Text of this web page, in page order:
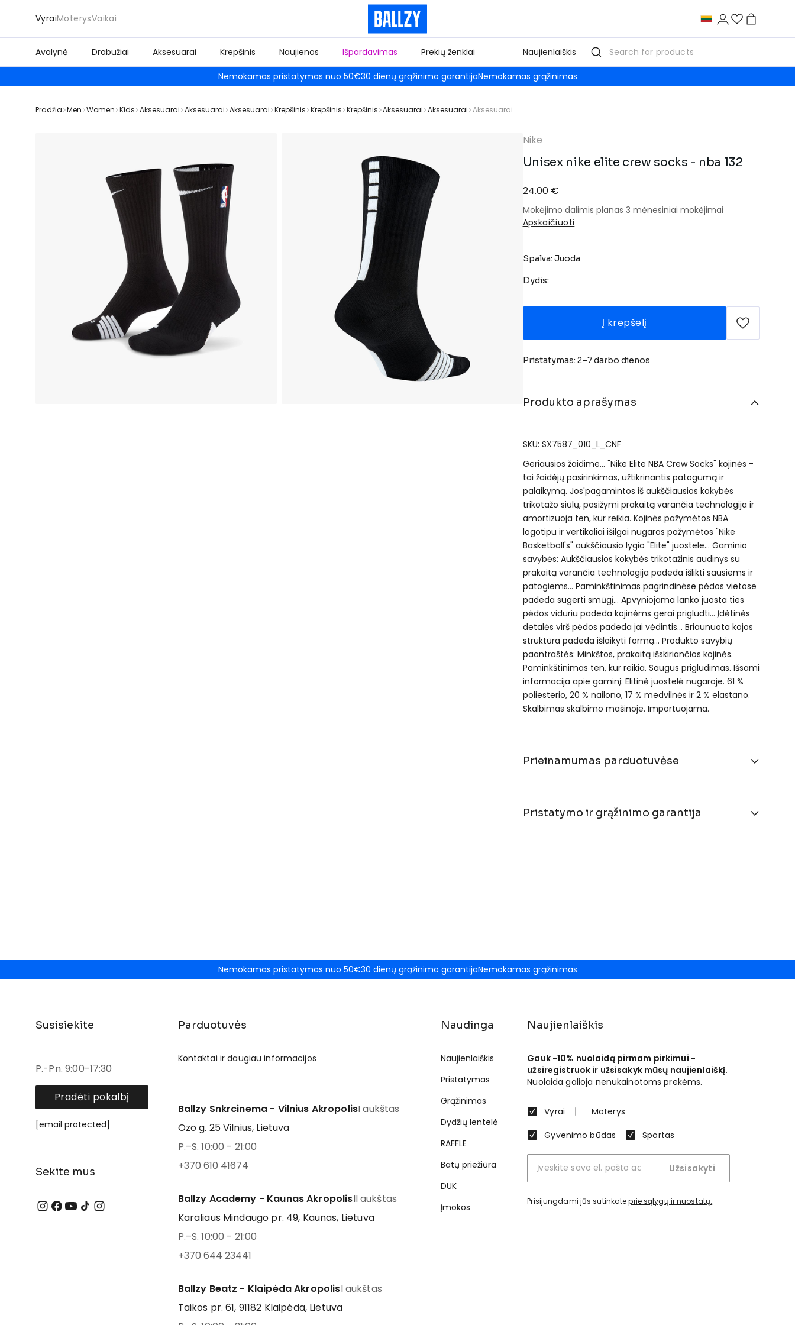
VyraiMoterysVaikai
Avalynė Drabužiai Aksesuarai Krepšinis Naujienos Išpardavimas Prekių ženklai Naujienlaiškis
Nemokamas pristatymas nuo 50€30 dienų grąžinimo garantijaNemokamas grąžinimas
Pradžia Men Women Kids Aksesuarai Aksesuarai Aksesuarai Krepšinis Krepšinis Krepšinis Aksesuarai Aksesuarai Aksesuarai
Nike
Unisex nike elite crew socks - nba 132
24.00 €
Mokėjimo dalimis planas 3 mėnesiniai mokėjimai
Apskaičiuoti
Spalva: Juoda
Dydis:
Į krepšelį
Pristatymas: 2–7 darbo dienos
Produkto aprašymas
SKU: SX7587_010_L_CNF
Geriausios žaidime… "Nike Elite NBA Crew Socks" kojinės -
tai žaidėjų pasirinkimas, užtikrinantis patogumą ir
palaikymą. Jos'pagamintos iš aukščiausios kokybės
trikotažo siūlų, pasižymi prakaitą varančia technologija ir
amortizuoja ten, kur reikia. Kojinės pažymėtos NBA
logotipu ir vertikaliai išilgai nugaros pažymėtos "Nike
Basketball's" aukščiausio lygio "Elite" juostele… Gaminio
savybės: Aukščiausios kokybės trikotažinis audinys su
prakaitą varančia technologija padeda išlikti sausiems ir
patogiems… Paminkštinimas pagrindinėse pėdos vietose
padeda sugerti smūgį… Apvyniojama lanko juosta ties
pėdos viduriu padeda kojinėms gerai prigludti… Įdėtinės
detalės virš pėdos padeda jai vėdintis… Briaunuota kojos
struktūra padeda išlaikyti formą… Produkto savybių
paantraštės: Minkštos, prakaitą išskiriančios kojinės.
Paminkštinimas ten, kur reikia. Saugus prigludimas. Išsami
informacija apie gaminį: Elitinė juostelė nugaroje. 61 %
poliesterio, 20 % nailono, 17 % medvilnės ir 2 % elastano.
Skalbimas skalbimo mašinoje. Importuojama.
Prieinamumas parduotuvėse
Pristatymo ir grąžinimo garantija
Nemokamas pristatymas nuo 50€30 dienų grąžinimo garantijaNemokamas grąžinimas
Susisiekite
P.-Pn. 9:00-17:30
Pradėti pokalbį
[email protected]
Sekite mus
Parduotuvės
Kontaktai ir daugiau informacijos
Ballzy Snkrcinema - Vilnius AkropolisI aukštas
Ozo g. 25 Vilnius, Lietuva
P.–S. 10:00 - 21:00
+370 610 41674
Ballzy Academy - Kaunas AkropolisII aukštas
Karaliaus Mindaugo pr. 49, Kaunas, Lietuva
P.–S. 10:00 - 21:00
+370 644 23441
Ballzy Beatz - Klaipėda AkropolisI aukštas
Taikos pr. 61, 91182 Klaipėda, Lietuva
Naudinga
Naujienlaiškis
Pristatymas
Grąžinimas
Dydžių lentelė
RAFFLE
Batų priežiūra
DUK
Įmokos
Naujienlaiškis
Gauk -10% nuolaidą pirmam pirkimui -
užsiregistruok ir užsisakyk mūsų naujienlaiškį.
Nuolaida galioja nenukainotoms prekėms.
Vyrai
Moterys
Gyvenimo būdas
Sportas
Užsisakyti
Prisijungdami jūs sutinkateprie sąlygų ir nuostatų..